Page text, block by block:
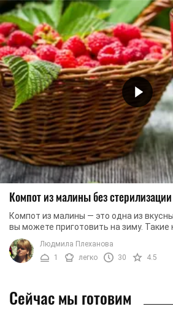
Компот из малины без стерилизации
Компот из малины — это одна из
вы можете приготовить на зиму. Такие
всем без исключения: и детям, и ...
Людмила Плеханова
1
легко 30 4.5
Сейчас мы готовим